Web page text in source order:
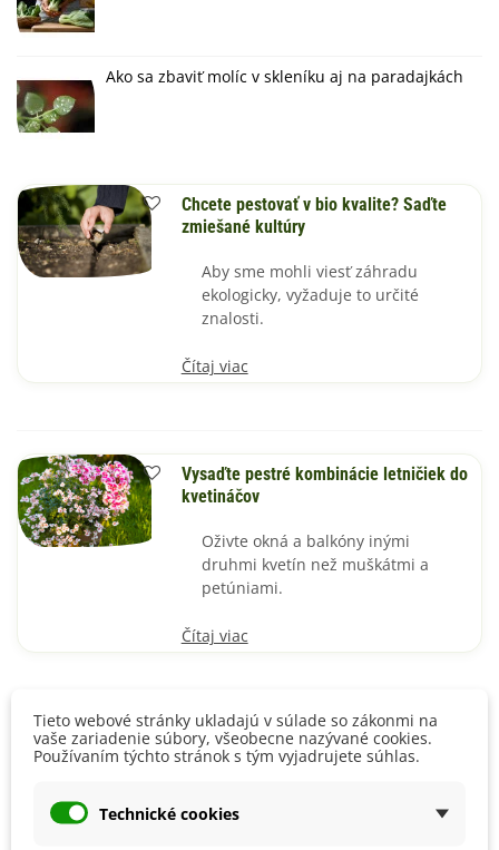
Ako sa zbaviť molíc v skleníku aj na paradajkách
Chcete pestovať v bio kvalite? Saďte
zmiešané kultúry
Aby sme mohli viesť záhradu
ekologicky, vyžaduje to určité
znalosti.
Čítaj viac
Vysaďte pestré kombinácie letničiek do
kvetináčov
Oživte okná a balkóny inými
druhmi kvetín než muškátmi a
petúniami.
Čítaj viac
Lipkavec pravý pomôže aj pri ťažkých
ochoreniach
Existuje viac druhov lipkavca,
Tieto webové stránky ukladajú v súlade so zákonmi na
vaše zariadenie súbory, všeobecne nazývané cookies.
Používaním týchto stránok s tým vyjadrujete súhlas.
Technické cookies